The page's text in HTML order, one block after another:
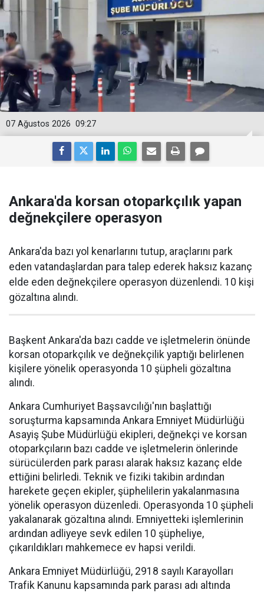
09:27
07 Ağustos 2026
Ankara'da korsan otoparkçılık yapan
değnekçilere operasyon
Ankara'da bazı yol kenarlarını tutup, araçlarını park
eden vatandaşlardan para talep ederek haksız kazanç
elde eden değnekçilere operasyon düzenlendi. 10 kişi
gözaltına alındı.
Başkent Ankara'da bazı cadde ve işletmelerin önünde
korsan otoparkçılık ve değnekçilik yaptığı belirlenen
kişilere yönelik operasyonda 10 şüpheli gözaltına
alındı.
Ankara Cumhuriyet Başsavcılığı'nın başlattığı
soruşturma kapsamında Ankara Emniyet Müdürlüğü
Asayiş Şube Müdürlüğü ekipleri, değnekçi ve korsan
otoparkçıların bazı cadde ve işletmelerin önlerinde
sürücülerden park parası alarak haksız kazanç elde
ettiğini belirledi. Teknik ve fiziki takibin ardından
harekete geçen ekipler, şüphelilerin yakalanmasına
yönelik operasyon düzenledi. Operasyonda 10 şüpheli
yakalanarak gözaltına alındı. Emniyetteki işlemlerinin
ardından adliyeye sevk edilen 10 şüpheliye,
çıkarıldıkları mahkemece ev hapsi verildi.
Ankara Emniyet Müdürlüğü, 2918 sayılı Karayolları
Trafik Kanunu kapsamında park parası adı altında